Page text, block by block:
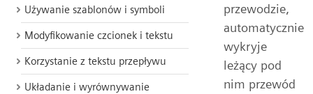
Używanie szablonów i symboli
Modyfikowanie czcionek i tekstu
Korzystanie z tekstu przepływu
Układanie i wyrównywanie
przewodzie,
automatycznie
wykryje
leżący pod
nim przewód